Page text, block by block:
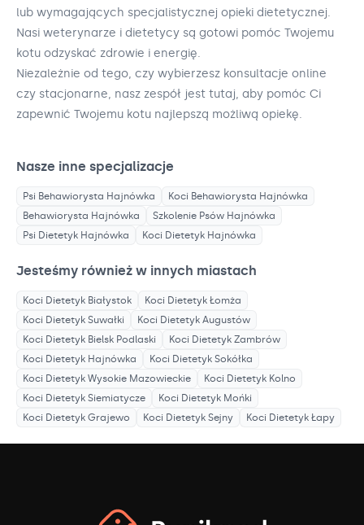
lub wymagających specjalistycznej opieki dietetycznej.
Nasi weterynarze i dietetycy są gotowi pomóc Twojemu
kotu odzyskać zdrowie i energię.
Niezależnie od tego, czy wybierzesz konsultacje online
czy stacjonarne, nasz zespół jest tutaj, aby pomóc Ci
zapewnić Twojemu kotu najlepszą możliwą opiekę.
Nasze inne specjalizacje
Psi Behawiorysta Hajnówka Koci Behawiorysta Hajnówka
Behawiorysta Hajnówka Szkolenie Psów Hajnówka
Psi Dietetyk Hajnówka Koci Dietetyk Hajnówka
Jesteśmy również w innych miastach
Koci Dietetyk Białystok Koci Dietetyk Łomża
Koci Dietetyk Suwałki Koci Dietetyk Augustów
Koci Dietetyk Bielsk Podlaski Koci Dietetyk Zambrów
Koci Dietetyk Hajnówka Koci Dietetyk Sokółka
Koci Dietetyk Wysokie Mazowieckie Koci Dietetyk Kolno
Koci Dietetyk Siemiatycze Koci Dietetyk Mońki
Koci Dietetyk Grajewo Koci Dietetyk Sejny Koci Dietetyk Łapy